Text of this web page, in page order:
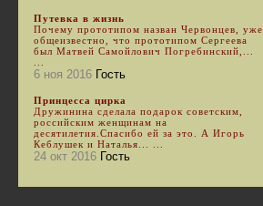
Путевка в жизнь
Почему прототипом назван Червонцев, уже
общеизвестно, что прототипом Сергеева
был Матвей Самойлович Погребинский,...
6 ноя 2016 Гость
Принцесса цирка
Дружинина сделала подарок советским,
российским женщинам на
десятилетия.Спасибо ей за это. А Игорь
Кеблушек и Наталья... ...
24 окт 2016 Гость